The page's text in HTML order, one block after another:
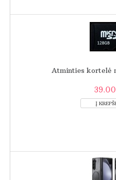
Atminties kortelė